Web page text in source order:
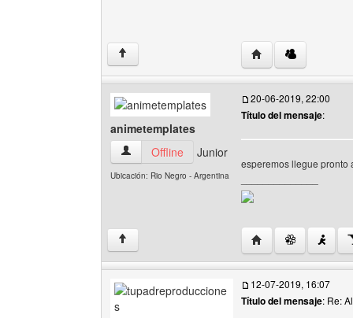
↑ Visitar sitio web del
animetemplates
animetemplates Ver perfil del usuario
Offline Junior
Ubicación: Rio Negro - Argentina
20-06-2019, 22:00
Título del mensaje:
esperemos llegue pronto
↑ Visitar sitio web del
12-07-2019, 16:07
Título del mensaje: Re: